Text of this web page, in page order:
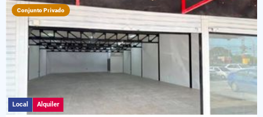
Conjunto Privado
Local Alquiler